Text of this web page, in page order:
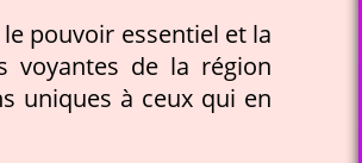
pouvoir essentiel et la
voyantes de la région
uniques à ceux qui en